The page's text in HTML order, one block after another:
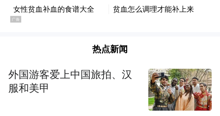
热点新闻
外国游客爱上中国旅拍、汉
服和美甲